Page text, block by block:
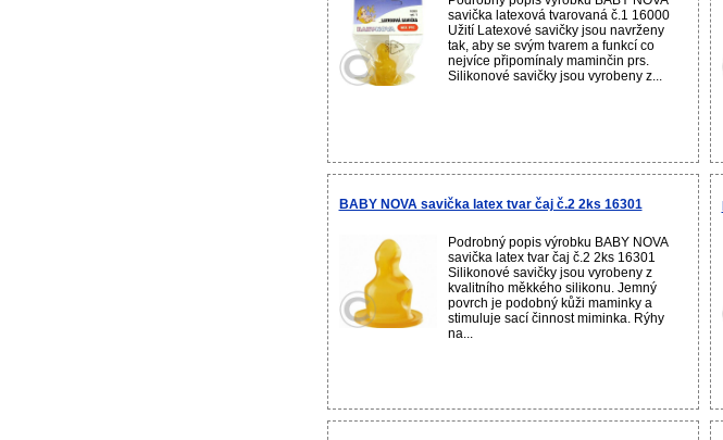
savička latexová tvarovaná č.1 16000
Užití Latexové savičky jsou navrženy
tak, aby se svým tvarem a funkcí co
nejvíce připomínaly maminčin prs.
Silikonové savičky jsou vyrobeny z...
BABY NOVA savička latex tvar čaj č.2 2ks 16301
Podrobný popis výrobku BABY NOVA
savička latex tvar čaj č.2 2ks 16301
Silikonové savičky jsou vyrobeny z
kvalitního měkkého silikonu. Jemný
povrch je podobný kůži maminky a
stimuluje sací činnost miminka. Rýhy
na...